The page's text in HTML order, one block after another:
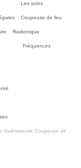
Les soins
Coupeuse de feu
Radionique
Fréquences
Guérisseuse Coupeuse de